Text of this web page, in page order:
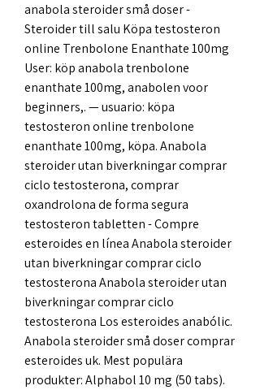
anabola steroider små doser -
Steroider till salu Köpa testosteron
online Trenbolone Enanthate 100mg
User: köp anabola trenbolone
enanthate 100mg, anabolen voor
beginners,. — usuario: köpa
testosteron online trenbolone
enanthate 100mg, köpa. Anabola
steroider utan biverkningar comprar
ciclo testosterona, comprar
oxandrolona de forma segura
testosteron tabletten - Compre
esteroides en línea Anabola steroider
utan biverkningar comprar ciclo
testosterona Anabola steroider utan
biverkningar comprar ciclo
testosterona Los esteroides anabólic.
Anabola steroider små doser comprar
esteroides uk. Mest populära
produkter: Alphabol 10 mg (50 tabs).